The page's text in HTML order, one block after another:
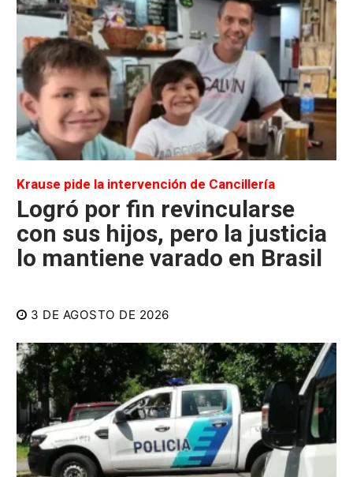
Krause pide la intervención de Cancillería
Logró por fin revincularse
con sus hijos, pero la justicia
lo mantiene varado en Brasil
3 DE AGOSTO DE 2026